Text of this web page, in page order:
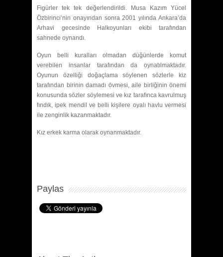
Figürler tek tek değerlendirildi. Musa Kazım Yücel
Özbirinci’nin onayından sonra 2001 yılında Ankara’da
Arhavi gecesinde Halkoyunları ekibi tarafından
sahnede oynandı.
Oyun belli kuralları olmadan düğünlerde komut
verebilen insanlar tarafından da oynatılmaktadır.
Oyunun özelliği doğaçlama söylenen sözlerle kiz
tarafından birinin damadı övmesi, aile birliğinin önemi
konusunda sözler söylemesi ve kız tarafınca kavrulmuş
fındık, ipek mendil ve belli kişilere oyalı havlu vermesi
ile zenginlik kazanmaktadır.
Kız erkek karma olarak oynanmaktadır.
Paylas